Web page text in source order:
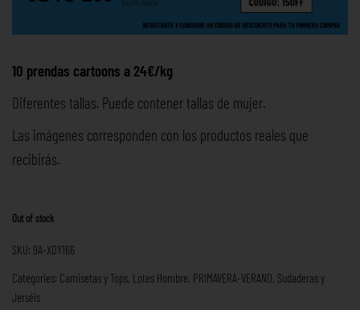
10 prendas cartoons a 24€/kg
Diferentes tallas. Puede contener tallas de mujer.
Las imágenes corresponden con los productos reales que
recibirás.
Out of stock
SKU: 9A-XDY166
Categories: Camisetas y Tops Lotes Hombre PRIMAVERA-VERANO Sudaderas y
Jerséis